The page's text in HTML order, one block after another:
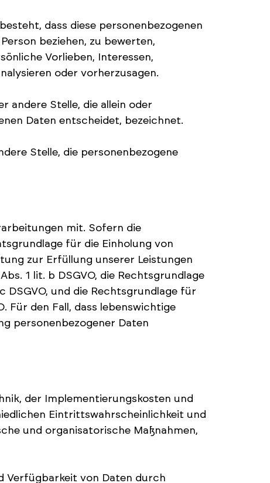
dass diese personenbezogenen
beziehen, zu bewerten,
Vorlieben, Interessen,
oder vorherzusagen.
andere Stelle, die allein oder
Daten entscheidet, bezeichnet.
Stelle, die personenbezogene
mit. Sofern die
für die Einholung von
zur Erfüllung unserer Leistungen
1 lit. b DSGVO, die Rechtsgrundlage
und die Rechtsgrundlage für
Für den Fall, dass lebenswichtige
personenbezogener Daten
der Implementierungskosten und
Eintrittswahrscheinlichkeit und
und organisatorische Maßnahmen,
Verfügbarkeit von Daten durch